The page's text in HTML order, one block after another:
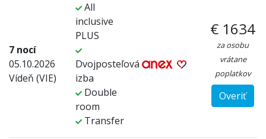
7 nocí
05.10.2026
Vídeň (VIE)
All
inclusive
PLUS
Dvojposteľová
izba
Double
room
Transfer
€ 1634
za osobu
vrátane
poplatkov
Overiť